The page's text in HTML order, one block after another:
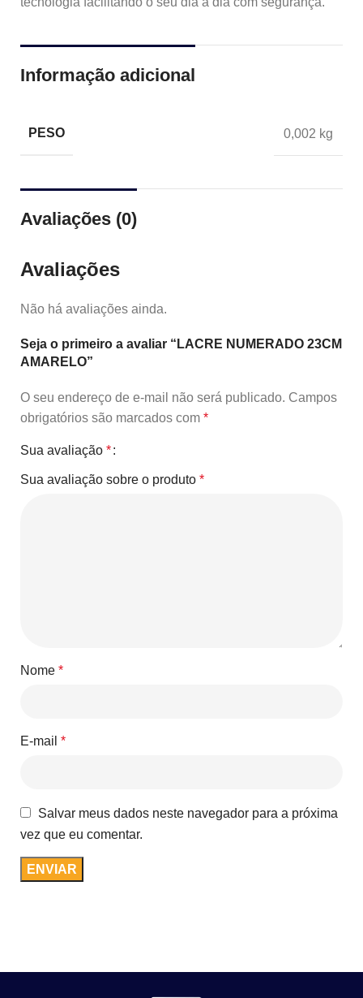
Informação adicional
PESO 0,002 kg
Avaliações (0)
Avaliações
Não há avaliações ainda.
Seja o primeiro a avaliar “LACRE NUMERADO 23CM
AMARELO”
O seu endereço de e-mail não será publicado. Campos
obrigatórios são marcados com *
Sua avaliação *
Sua avaliação sobre o produto *
Nome *
E-mail *
Salvar meus dados neste navegador para a próxima
vez que eu comentar.